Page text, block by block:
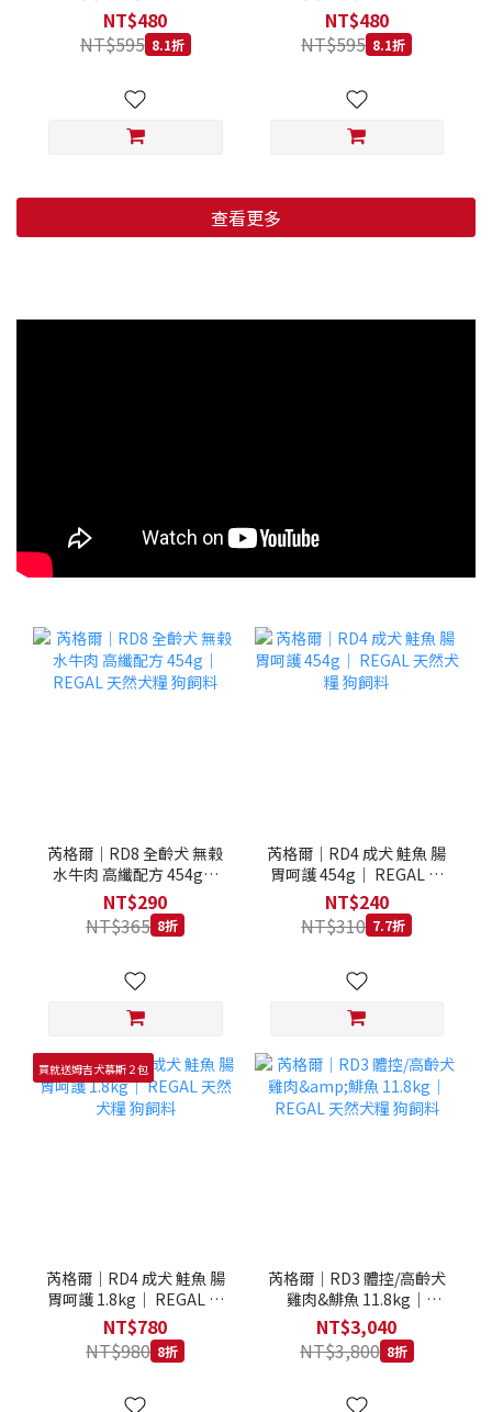
低穀鱈魚甜橙 小顆粒 800G
NT$480
NT$595 8.1折
羊肉藍莓 小顆粒 800G
NT$480
NT$595 8.1折
查看更多
芮格爾｜RD8 全齡犬 無榖
水牛肉 高纖配方 454g｜
REGAL 天然犬糧 狗飼料
NT$290
NT$365 8折
芮格爾｜RD4 成犬 鮭魚 腸
胃呵護 454g｜ REGAL 天
然犬糧 狗飼料
NT$240
NT$310 7.7折
買就送姆吉犬慕斯２包
芮格爾｜RD4 成犬 鮭魚 腸
胃呵護 1.8kg｜ REGAL 天
然犬糧 狗飼料
NT$780
NT$980 8折
芮格爾｜RD3 體控/高齡犬
雞肉&鯡魚 11.8kg｜
REGAL 天然犬糧 狗飼料
NT$3,040
NT$3,800 8折